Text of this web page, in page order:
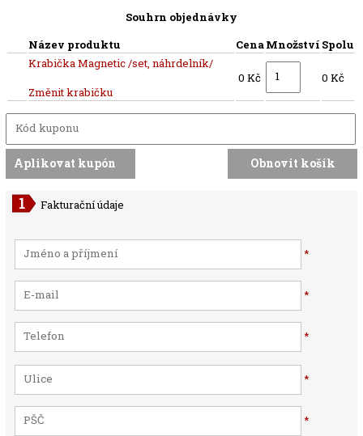
Souhrn objednávky
Název produktu
CenaMnožství Spolu
Krabička Magnetic /set, náhrdelník/
Změnit krabičku
0 Kč 0 Kč
Fakturační údaje
*
*
*
*
*